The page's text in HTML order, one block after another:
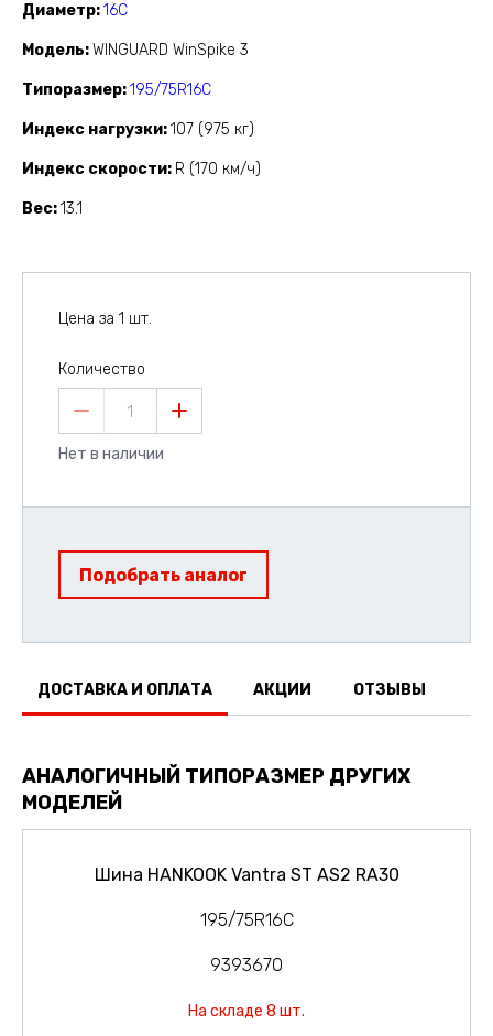
Диаметр 16C
Модель WINGUARD WinSpike 3
Типоразмер 195/75R16C
Индекс нагрузки 107 (975 кг)
Индекс скорости R (170 км/ч)
Вес 13.1
Цена за 1 шт.
Количество
1
Нет в наличии
Подобрать аналог
ДОСТАВКА И ОПЛАТА АКЦИИ ОТЗЫВЫ
АНАЛОГИЧНЫЙ ТИПОРАЗМЕР ДРУГИХ
МОДЕЛЕЙ
Шина HANKOOK Vantra ST AS2 RA30
195/75R16C
9393670
На складе 8 шт.